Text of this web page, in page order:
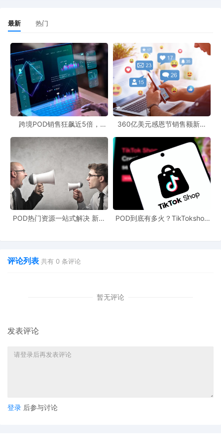
最新 热门
跨境POD销售狂飙近5倍，
360亿美元感恩节销售额新纪
新风潮！
POD热门资源一站式解决 新手
POD到底有多火？TikTokshop
评论列表 共有 0 条评论
暂无评论
发表评论
登录 后参与讨论